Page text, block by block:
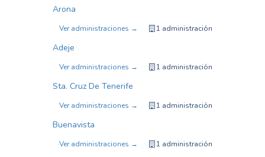
Arona
1 administración
Ver administraciones →
Adeje
1 administración
Ver administraciones →
Sta. Cruz De Tenerife
1 administración
Ver administraciones →
Buenavista
1 administración
Ver administraciones →